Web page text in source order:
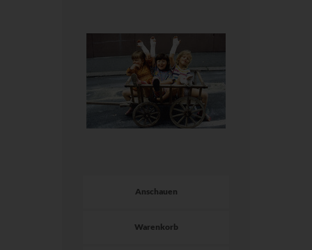
Anschauen
Warenkorb